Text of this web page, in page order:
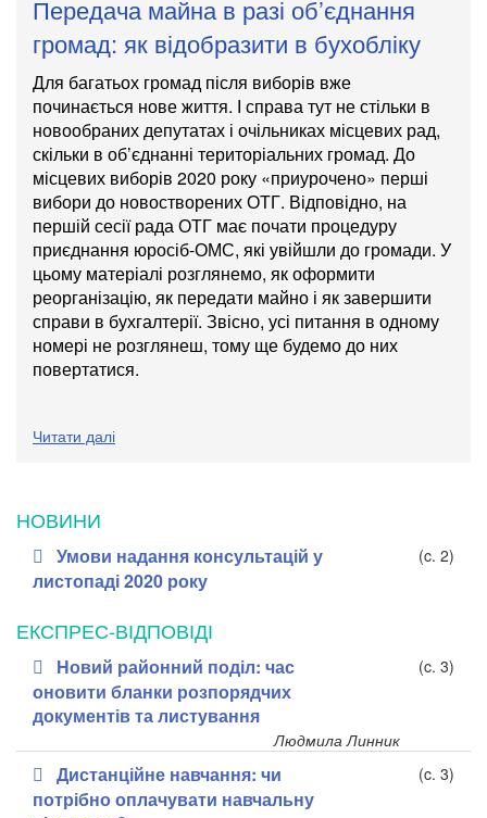
Передача майна в разі об’єднання
громад: як відобразити в бухобліку
Для багатьох громад після виборів вже
починається нове життя. І справа тут не стільки в
новообраних депутатах і очільниках місцевих рад,
скільки в об’єднанні територіальних громад. До
місцевих виборів 2020 року «приурочено» перші
вибори до новостворених ОТГ. Відповідно, на
першій сесії рада ОТГ має почати процедуру
приєднання юросіб-ОМС, які увійшли до громади. У
цьому матеріалі розглянемо, як оформити
реорганізацію, як передати майно і як завершити
справи в бухгалтерії. Звісно, усі питання в одному
номері не розглянеш, тому ще будемо до них
повертатися.
Читати далі
НОВИНИ
Умови надання консультацій у
листопаді 2020 року
(c. 2)
ЕКСПРЕС-ВІДПОВІДІ
Новий районний поділ: час
оновити бланки розпорядчих
документів та листування
(c. 3)
Людмила Линник
Дистанційне навчання: чи
потрібно оплачувати навчальну
(c. 3)